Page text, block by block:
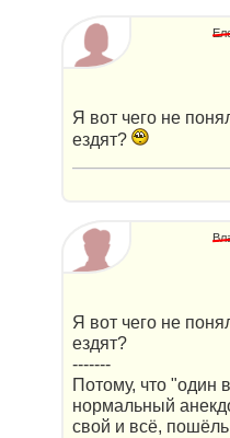
Я вот чего не
ездят?
Я вот чего не
ездят?
-------
Потому, что "один
нормальный
свой и всё,